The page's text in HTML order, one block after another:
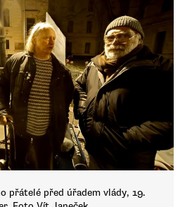
přátelé před úřadem vlády, 19.